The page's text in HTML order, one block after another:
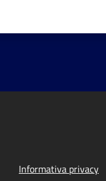
Informativa privacy